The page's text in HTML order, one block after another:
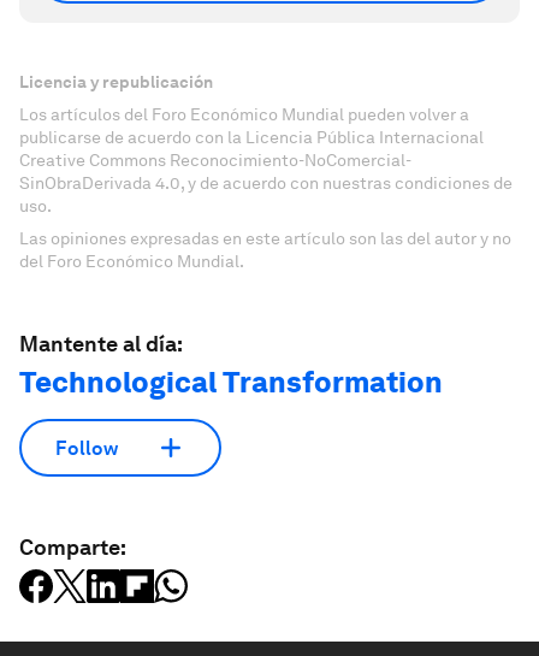
Licencia y republicación
Los artículos del Foro Económico Mundial pueden volver a
publicarse de acuerdo con la Licencia Pública Internacional
Creative Commons Reconocimiento-NoComercial-
SinObraDerivada 4.0, y de acuerdo con nuestras condiciones de
uso.
Las opiniones expresadas en este artículo son las del autor y no
del Foro Económico Mundial.
Mantente al día:
Technological Transformation
Follow
Comparte: